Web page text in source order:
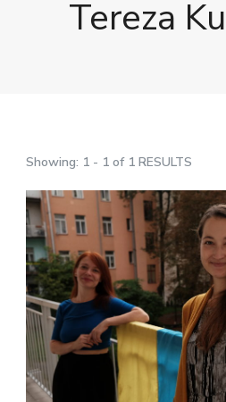
Tereza
Showing: 1 - 1 of 1 RESULTS